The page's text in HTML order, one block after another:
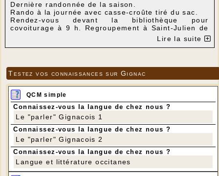
Dernière randonnée de la saison.
Rando à la journée avec casse-croûte tiré du sac.
Rendez-vous devant la bibliothèque pour
covoiturage à 9 h. Regroupement à Saint-Julien de
Lampon, juste après le pont sur la Dordogne.
Parcours : Rouffillac - Limejouls - Carlux - Leuil
Dénivelé positif : 250 m
Repas au Château de Carlux. Possibilité de ne
marcher que le matin ou l'après-midi, les voitures
n'étant qu'à environ 2 km de Carlux.
Lire la suite
Testez vos connaissances sur Gignac
QCM simple
Connaissez-vous la langue de chez nous ?
Le "parler" Gignacois 1
Connaissez-vous la langue de chez nous ?
Le "parler" Gignacois 2
Connaissez-vous la langue de chez nous ?
Langue et littérature occitanes